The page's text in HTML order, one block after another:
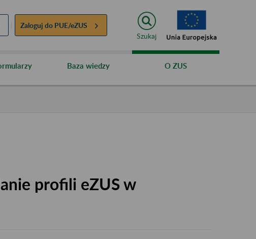
Zaloguj do PUE/eZUS
Szukaj
Baza wiedzy O ZUS
profili eZUS w